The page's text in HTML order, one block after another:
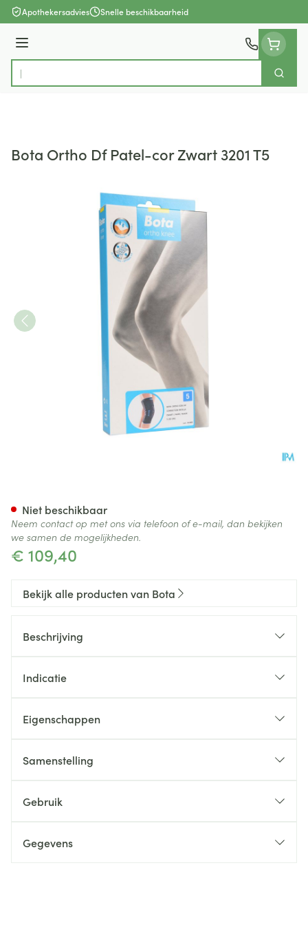
Ga naar de inhoud
Apothekersadvies Snelle beschikbaarheid
Menu
Product, merk, categorie...
Zoek
Bota Ortho Df Patel-cor Zwart 3201 T5
€ 109,40
Niet beschikbaar
Neem contact op met ons via telefoon of e-mail, dan bekijken
we samen de mogelijkheden.
Bekijk alle producten van Bota
Beschrijving
Indicatie
Eigenschappen
Samenstelling
Gebruik
Gegevens